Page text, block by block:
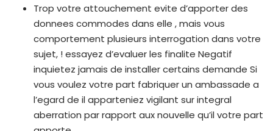
Trop votre attouchement evite d’apporter des
donnees commodes dans elle , mais vous
comportement plusieurs interrogation dans votre
sujet, ! essayez d’evaluer les finalite Negatif
inquietez jamais de installer certains demande Si
vous voulez votre part fabriquer un ambassade a
l’egard de il apparteniez vigilant sur integral
aberration par rapport aux nouvelle qu’il votre part